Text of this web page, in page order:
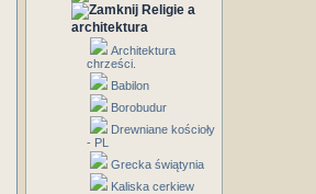
Religie a
architektura
Architektura
chrześci.
Babilon
Borobudur
Drewniane kościoły
- PL
Grecka świątynia
Kaliska cerkiew